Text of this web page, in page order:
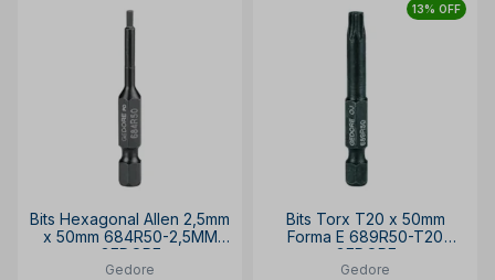
Bits Hexagonal Allen 2,5mm
x 50mm 684R50-2,5MM
GEDORE
Gedore
13% OFF
Bits Torx T20 x 50mm
Forma E 689R50-T20
GEDORE
Gedore